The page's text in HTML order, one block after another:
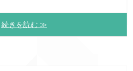
続きを読む ≫